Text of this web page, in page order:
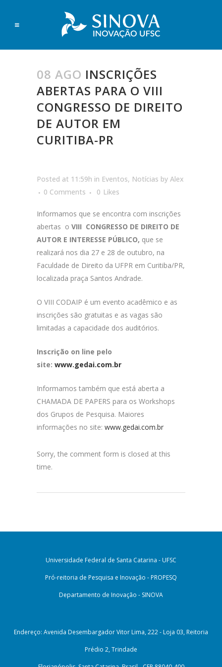
08 AGO INSCRIÇÕES
ABERTAS PARA O VIII
CONGRESSO DE DIREITO
DE AUTOR EM
CURITIBA-PR
Posted at 11:59h in Eventos, Notícias by Alex
0 Comments
0 Likes
Informamos que se encontra com inscrições
abertas o VIII CONGRESSO DE DIREITO DE
AUTOR E INTERESSE PÚBLICO, que se
realizará nos dia 27 e 28 de outubro, na
Faculdade de Direito da UFPR em Curitiba/PR,
localizada praça Santos Andrade.
O VIII CODAIP é um evento acadêmico e as
inscrições são gratuitas e as vagas são
limitadas a capacidade dos auditórios.
Inscrição on line pelo
site: www.gedai.com.br
Informamos também que está aberta a
CHAMADA DE PAPERS para os Workshops
dos Grupos de Pesquisa. Maiores
informações no site: www.gedai.com.br
Sorry, the comment form is closed at this
time.
Universidade Federal de Santa Catarina - UFSC
Pró-reitoria de Pesquisa e Inovação - PROPESQ
Departamento de Inovação - SINOVA
Endereço: Avenida Desembargador Vitor Lima, 222 - Loja 03, Reitoria
Prédio 2, Trindade